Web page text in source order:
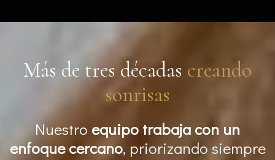
Más de tres décadas creando
sonrisas
Nuestro equipo trabaja con un
enfoque cercano, priorizando siempre